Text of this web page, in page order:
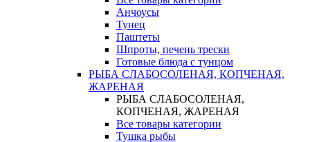
Анчоусы
Тунец
Паштеты
Шпроты, печень трески
Готовые блюда с тунцом
РЫБА СЛАБОСОЛЕНАЯ, КОПЧЕНАЯ,
ЖАРЕНАЯ
РЫБА СЛАБОСОЛЕНАЯ,
КОПЧЕНАЯ, ЖАРЕНАЯ
Все товары категории
Тушка рыбы